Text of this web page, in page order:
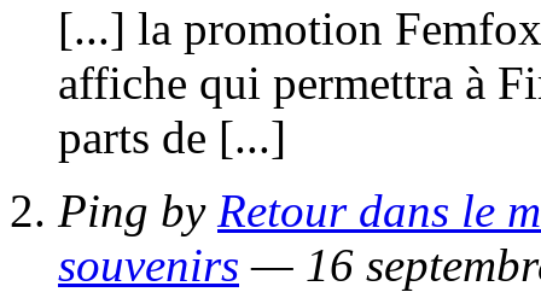
[...] la promotion
affiche qui permettra à
parts de [...]
Ping by Retour dans le
souvenirs — 16